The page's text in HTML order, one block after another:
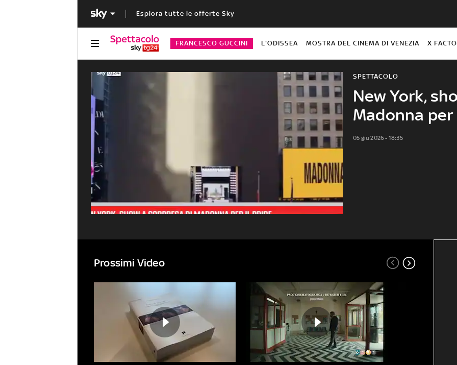
Esplora tutte le offerte Sky
FRANCESCO GUCCINI L'ODISSEA MOSTRA DEL CINEMA DI VENEZIA X
New York,
Madonna per
SPETTACOLO
05 giu 2026 - 18:35
Prossimi Video